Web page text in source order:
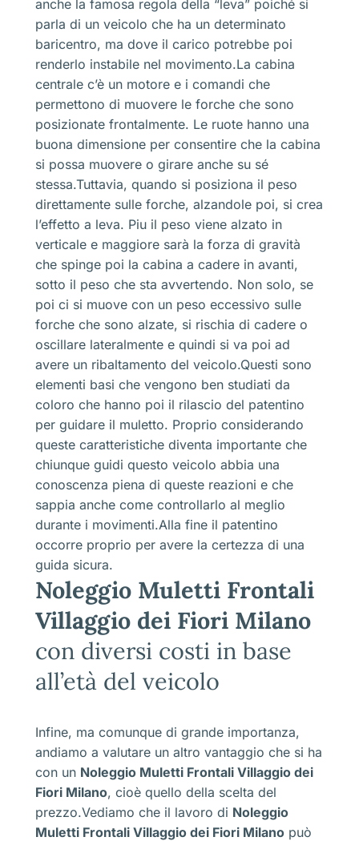
anche la famosa regola della “leva” poiché si
parla di un veicolo che ha un determinato
baricentro, ma dove il carico potrebbe poi
renderlo instabile nel movimento.La cabina
centrale c’è un motore e i comandi che
permettono di muovere le forche che sono
posizionate frontalmente. Le ruote hanno una
buona dimensione per consentire che la cabina
si possa muovere o girare anche su sé
stessa.Tuttavia, quando si posiziona il peso
direttamente sulle forche, alzandole poi, si crea
l’effetto a leva. Piu il peso viene alzato in
verticale e maggiore sarà la forza di gravità
che spinge poi la cabina a cadere in avanti,
sotto il peso che sta avvertendo. Non solo, se
poi ci si muove con un peso eccessivo sulle
forche che sono alzate, si rischia di cadere o
oscillare lateralmente e quindi si va poi ad
avere un ribaltamento del veicolo.Questi sono
elementi basi che vengono ben studiati da
coloro che hanno poi il rilascio del patentino
per guidare il muletto. Proprio considerando
queste caratteristiche diventa importante che
chiunque guidi questo veicolo abbia una
conoscenza piena di queste reazioni e che
sappia anche come controllarlo al meglio
durante i movimenti.Alla fine il patentino
occorre proprio per avere la certezza di una
guida sicura.
Noleggio Muletti Frontali
Villaggio dei Fiori Milano
con diversi costi in base
all’età del veicolo
Infine, ma comunque di grande importanza,
andiamo a valutare un altro vantaggio che si ha
con un Noleggio Muletti Frontali Villaggio dei
Fiori Milano, cioè quello della scelta del
prezzo.Vediamo che il lavoro di Noleggio
Muletti Frontali Villaggio dei Fiori Milano può